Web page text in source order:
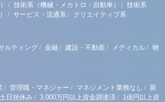
/ 技術系（機械・メカトロ・自動車） / 技術系
/ サービス・流通系 / クリエイティブ系
ルティング / 金融 / 建設・不動産 / メディカル / 物
/ 管理職・マネジャー / マネジメント業務なし / 新
土日祝休み / 3,000万円以上資金調達済 / 1億円以上資